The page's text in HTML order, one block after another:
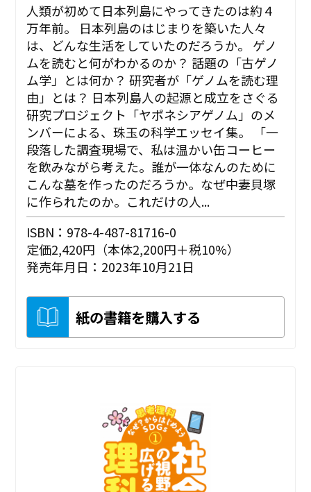
人類が初めて日本列島にやってきたのは約４
万年前。 日本列島のはじまりを築いた人々
は、どんな生活をしていたのだろうか。 ゲノ
ムを読むと何がわかるのか？ 話題の「古ゲノ
ム学」とは何か？ 研究者が「ゲノムを読む理
由」とは？ 日本列島人の起源と成立をさぐる
研究プロジェクト「ヤポネシアゲノム」のメ
ンバーによる、珠玉の科学エッセイ集。 「一
段落した調査現場で、私は温かい缶コーヒー
を飲みながら考えた。誰が一体なんのために
こんな墓を作ったのだろうか。なぜ中妻貝塚
に作られたのか。これだけの人...
ISBN：978-4-487-81716-0
定価2,420円（本体2,200円＋税10%）
発売年月日：2023年10月21日
紙の書籍を購入する